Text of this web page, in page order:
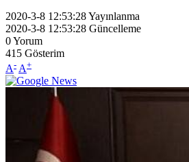
2020-3-8 12:53:28Yayınlanma
2020-3-8 12:53:28 Güncelleme
0Yorum
415 Gösterim
A- A+